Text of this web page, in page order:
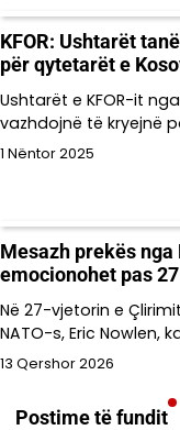
KFOR: Ushtarët
për qytetarët e
Ushtarët e KFOR-it
vazhdojnë të kryejnë
1 Nëntor 2025
Mesazh prekës
emocionohet pas
Në 27-vjetorin e
NATO-s, Eric Nowlen,
13 Qershor 2026
Postime të fundit